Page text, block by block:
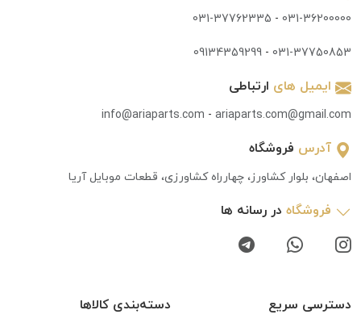
031-36200000
-
031-37762335
031-37750853
-
09134359299
ایمیل های ارتباطی
info@ariaparts.com - ariaparts.com@gmail.com
آدرس فروشگاه
اصفهان، بلوار کشاورز، چهارراه کشاورزی، قطعات موبایل آریا
فروشگاه در رسانه ها
دسترسی سریع دسته‌بندی کالاها